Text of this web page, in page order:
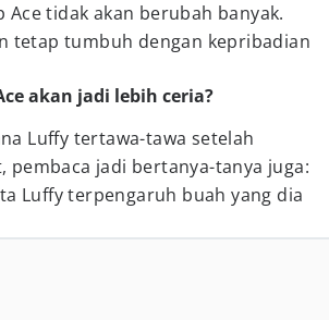
tidak akan berubah banyak.
tetap tumbuh dengan kepribadian
akan jadi lebih ceria?
Luffy tertawa-tawa setelah
pembaca jadi bertanya-tanya juga:
Luffy terpengaruh buah yang dia